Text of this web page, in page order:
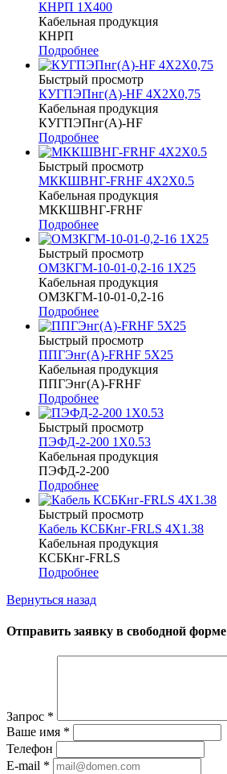
КНРП 1Х400
Кабельная продукция
КНРП
Подробнее
Быстрый просмотр
КУГПЭПнг(A)-HF 4Х2Х0,75
Кабельная продукция
КУГПЭПнг(A)-HF
Подробнее
Быстрый просмотр
МККШВНГ-FRHF 4Х2Х0.5
Кабельная продукция
МККШВНГ-FRHF
Подробнее
Быстрый просмотр
ОМЗКГМ-10-01-0,2-16 1Х25
Кабельная продукция
ОМЗКГМ-10-01-0,2-16
Подробнее
Быстрый просмотр
ППГЭнг(A)-FRHF 5Х25
Кабельная продукция
ППГЭнг(A)-FRHF
Подробнее
Быстрый просмотр
ПЭФД-2-200 1Х0.53
Кабельная продукция
ПЭФД-2-200
Подробнее
Быстрый просмотр
Кабель КСБКнг-FRLS 4Х1.38
Кабельная продукция
КСБКнг-FRLS
Подробнее
Вернуться назад
Отправить заявку в свободной форме
Запрос *
Ваше имя *
Телефон
E-mail *